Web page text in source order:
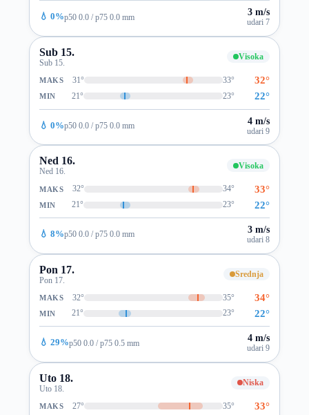
💧 0%p50 0.0 / p75 0.0 mm 3 m/s
udari 7
Sub 15.
Sub 15.
Visoka
MAKS 31° 33° 32°
MIN 21° 23° 22°
💧 0%p50 0.0 / p75 0.0 mm 4 m/s
udari 9
Ned 16.
Ned 16.
Visoka
MAKS 32° 34° 33°
MIN 21° 23° 22°
💧 8%p50 0.0 / p75 0.0 mm 3 m/s
udari 8
Pon 17.
Pon 17.
Srednja
MAKS 32° 35° 34°
MIN 21° 23° 22°
💧 29%p50 0.0 / p75 0.5 mm 4 m/s
udari 9
Uto 18.
Uto 18.
Niska
MAKS 27° 35° 33°